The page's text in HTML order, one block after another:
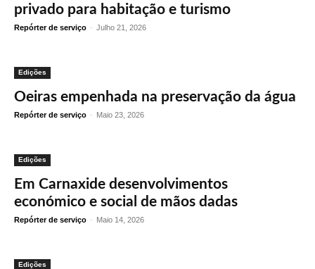
privado para habitação e turismo
Repórter de serviço - Julho 21, 2026
Edições
Oeiras empenhada na preservação da água
Repórter de serviço - Maio 23, 2026
Edições
Em Carnaxide desenvolvimentos
económico e social de mãos dadas
Repórter de serviço - Maio 14, 2026
Edições